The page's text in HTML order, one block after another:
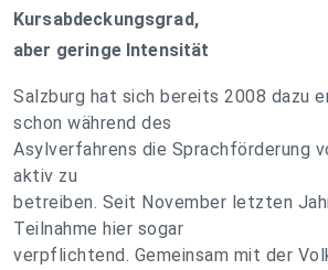
Kursabdeckungsgrad,
aber geringe Intensität
Salzburg hat sich bereits 2008 dazu
schon während des
Asylverfahrens die Sprachförderung
aktiv zu
betreiben. Seit November letzten
Teilnahme hier sogar
verpflichtend. Gemeinsam mit der